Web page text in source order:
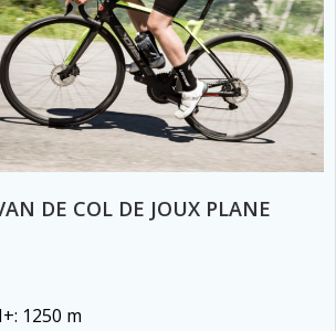
DE COL DE JOUX PLANE
1250 m